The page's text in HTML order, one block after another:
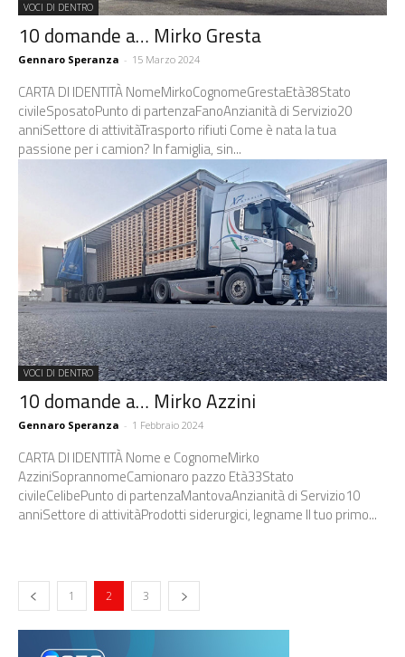
VOCI DI DENTRO
10 domande a… Mirko Gresta
Gennaro Speranza - 15 Marzo 2024
CARTA DI IDENTITÀ NomeMirkoCognomeGrestaEtà38Stato
civileSposatoPunto di partenzaFanoAnzianità di Servizio20
anniSettore di attivitàTrasporto rifiuti Come è nata la tua
passione per i camion? In famiglia, sin...
VOCI DI DENTRO
10 domande a… Mirko Azzini
Gennaro Speranza - 1 Febbraio 2024
CARTA DI IDENTITÀ Nome e CognomeMirko
AzziniSoprannomeCamionaro pazzo Età33Stato
civileCelibePunto di partenzaMantovaAnzianità di Servizio10
anniSettore di attivitàProdotti siderurgici, legname Il tuo primo...
1 2 3